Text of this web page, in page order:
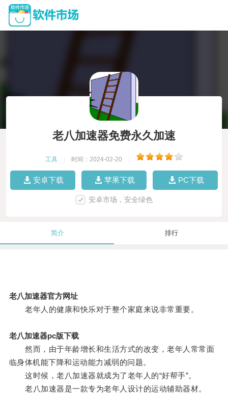
老八加速器免费永久加速
工具 时间：2024-02-20
安卓下载 苹果下载 PC下载
安卓市场，安全绿色
简介 排行
老八加速器官方网址
老年人的健康和快乐对于整个家庭来说非常重要。
老八加速器pc版下载
然而，由于年龄增长和生活方式的改变，老年人常常面
临身体机能下降和运动能力减弱的问题。
这时候，老八加速器就成为了老年人的“好帮手”。
老八加速器是一款专为老年人设计的运动辅助器材。